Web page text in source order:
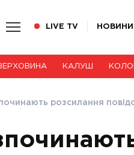
LIVE TV НОВИНИ
КАЛУШ
розсилання